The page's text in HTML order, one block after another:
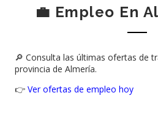
💼 Empleo En
🔎 Consulta las últimas ofertas de
provincia de Almería.
👉 Ver ofertas de empleo hoy